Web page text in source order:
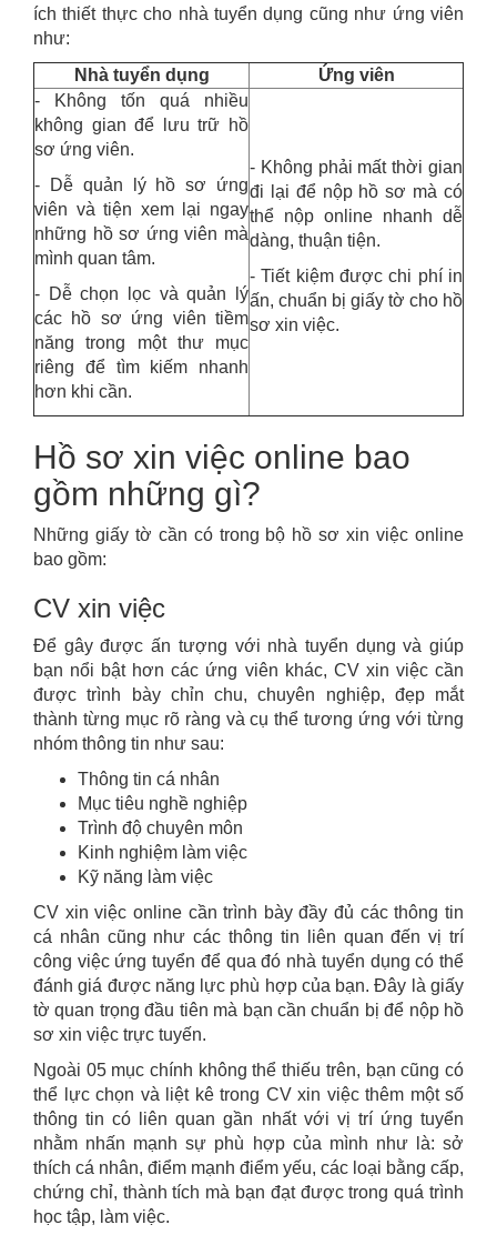
ích thiết thực cho nhà tuyển dụng cũng như ứng viên
như:
Nhà tuyển dụng
Ứng viên
- Không tốn quá nhiều
không gian để lưu trữ hồ
sơ ứng viên.
- Dễ quản lý hồ sơ ứng
viên và tiện xem lại ngay
những hồ sơ ứng viên mà
mình quan tâm.
- Dễ chọn lọc và quản lý
các hồ sơ ứng viên tiềm
năng trong một thư mục
riêng để tìm kiếm nhanh
hơn khi cần.
- Không phải mất thời gian
đi lại để nộp hồ sơ mà có
thể nộp online nhanh dễ
dàng, thuận tiện.
- Tiết kiệm được chi phí in
ấn, chuẩn bị giấy tờ cho hồ
sơ xin việc.
Hồ sơ xin việc online bao
gồm những gì?
Những giấy tờ cần có trong bộ hồ sơ xin việc online
bao gồm:
CV xin việc
Để gây được ấn tượng với nhà tuyển dụng và giúp
bạn nổi bật hơn các ứng viên khác, CV xin việc cần
được trình bày chỉn chu, chuyên nghiệp, đẹp mắt
thành từng mục rõ ràng và cụ thể tương ứng với từng
nhóm thông tin như sau:
Thông tin cá nhân
Mục tiêu nghề nghiệp
Trình độ chuyên môn
Kinh nghiệm làm việc
Kỹ năng làm việc
CV xin việc online cần trình bày đầy đủ các thông tin
cá nhân cũng như các thông tin liên quan đến vị trí
công việc ứng tuyển để qua đó nhà tuyển dụng có thể
đánh giá được năng lực phù hợp của bạn. Đây là giấy
tờ quan trọng đầu tiên mà bạn cần chuẩn bị để nộp hồ
sơ xin việc trực tuyến.
Ngoài 05 mục chính không thể thiếu trên, bạn cũng có
thể lực chọn và liệt kê trong CV xin việc thêm một số
thông tin có liên quan gần nhất với vị trí ứng tuyển
nhằm nhấn mạnh sự phù hợp của mình như là: sở
thích cá nhân, điểm mạnh điểm yếu, các loại bằng cấp,
chứng chỉ, thành tích mà bạn đạt được trong quá trình
học tập, làm việc.